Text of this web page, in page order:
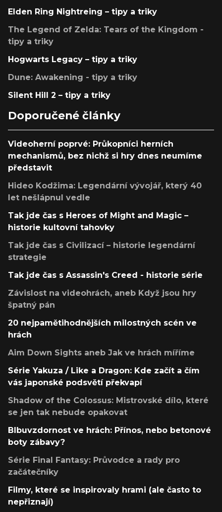
Elden Ring Nightreing – tipy a triky
The Legend of Zelda: Tears of the Kingdom -
tipy a triky
Hogwarts Legacy – tipy a triky
Dune: Awakening - tipy a triky
Silent Hill 2 – tipy a triky
Doporučené články
Videoherní poprvé: Průkopníci herních
mechanismů, bez nichž si hry dnes neumíme
představit
Hideo Kodžima: Legendární vývojář, který 40
let nešlápnul vedle
Tak jde čas s Heroes of Might and Magic –
historie kultovní tahovky
Tak jde čas s Civilizací – historie legendární
strategie
Tak jde čas s Assassin's Creed - historie série
Závislost na videohrách, aneb Když jsou hry
špatný pán
20 nejpamětihodnějších milostných scén ve
hrách
Aim Down Sights aneb Jak ve hrách míříme
Série Yakuza / Like a Dragon: Kde začít a čím
vás japonské podsvětí překvapí
Shadow of the Colossus: Mistrovské dílo, které
se jen tak nebude opakovat
Blbuvzdornost ve hrách: Přínos, nebo betonové
boty zábavy?
Série Final Fantasy: Průvodce a rady pro
začátečníky
Filmy, které se inspirovaly hrami (ale často to
nepřiznají)